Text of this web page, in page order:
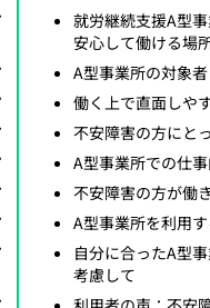
就労継続支援A型
安心して働ける場
A型事業所の対象者
働く上で直面しや
不安障害の方にと
A型事業所での仕
不安障害の方が働
A型事業所を利用
自分に合ったA型
考慮して